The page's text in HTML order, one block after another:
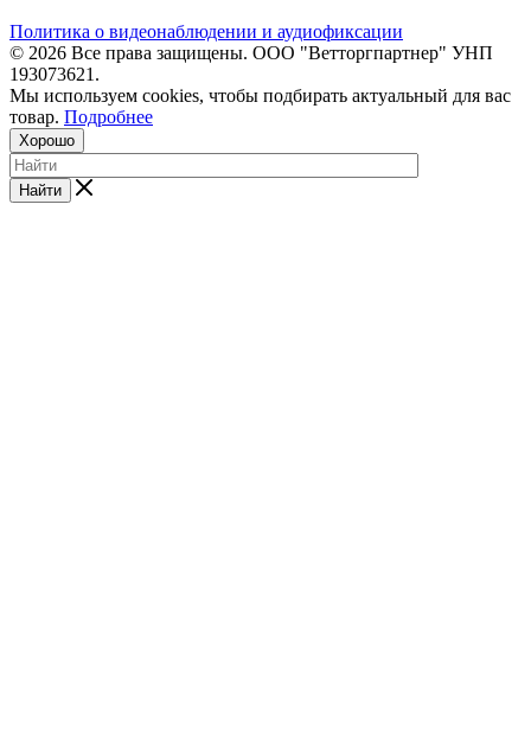
Политика о видеонаблюдении и аудиофиксации
© 2026 Все права защищены. ООО "Ветторгпартнер" УНП
193073621.
Мы используем cookies, чтобы подбирать актуальный для вас
товар. Подробнее
Хорошо
Найти